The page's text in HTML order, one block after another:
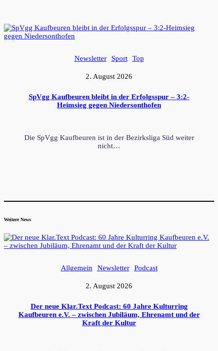
Newsletter Sport Top
2. August 2026
SpVgg Kaufbeuren bleibt in der Erfolgsspur – 3:2-
Heimsieg gegen Niedersonthofen
Die SpVgg Kaufbeuren ist in der Bezirksliga Süd weiter
nicht…
Weitere News
Allgemein Newsletter Podcast
2. August 2026
Der neue Klar.Text Podcast: 60 Jahre Kulturring
Kaufbeuren e.V. – zwischen Jubiläum, Ehrenamt und der
Kraft der Kultur